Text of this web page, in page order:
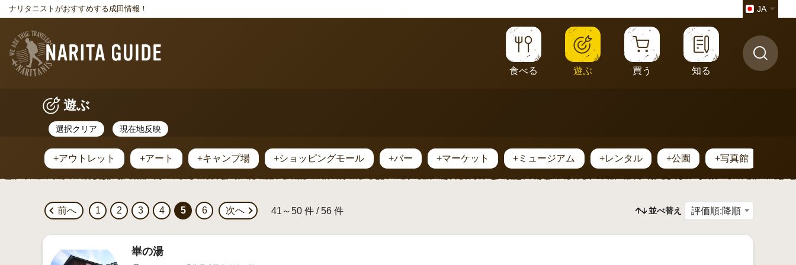
ナリタニストがおすすめする成田情報！ JA
食べる 遊ぶ 買う 知る
遊ぶ
選択クリア 現在地反映
+アウトレット +アート +キャンプ場 +ショッピングモール +バー +マーケット +ミュージアム +レンタル +公園 +写真館
前へ 1 2 3 4 5 6 次へ 41～50 件 / 56 件 並べ替え
崋の湯